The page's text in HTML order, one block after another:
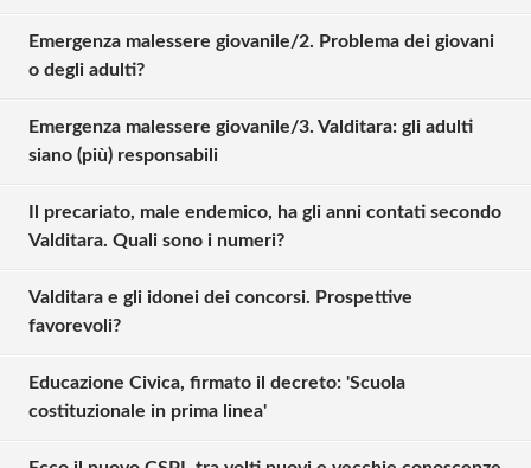
Emergenza malessere giovanile/2. Problema dei giovani
o degli adulti?
Emergenza malessere giovanile/3. Valditara: gli adulti
siano (più) responsabili
Il precariato, male endemico, ha gli anni contati secondo
Valditara. Quali sono i numeri?
Valditara e gli idonei dei concorsi. Prospettive
favorevoli?
Educazione Civica, firmato il decreto: 'Scuola
costituzionale in prima linea'